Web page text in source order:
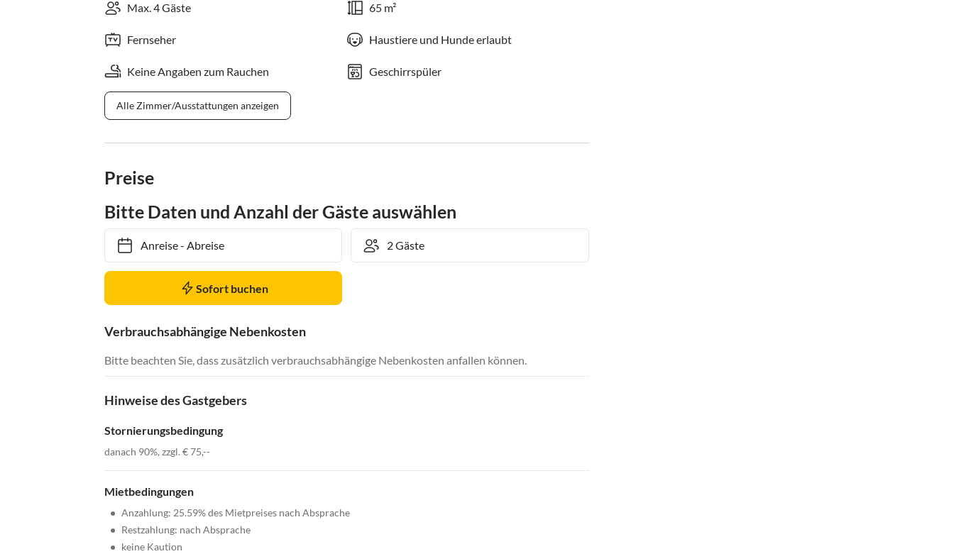
Max. 4 Gäste 65 m²
Fernseher Haustiere und Hunde erlaubt
Keine Angaben zum Rauchen Geschirrspüler
Alle Zimmer/Ausstattungen anzeigen
Preise
Bitte Daten und Anzahl der Gäste auswählen
Anreise- Abreise
Sofort buchen
Verbrauchsabhängige Nebenkosten
Bitte beachten Sie, dass zusätzlich verbrauchsabhängige Nebenkosten anfallen können.
Hinweise des Gastgebers
Stornierungsbedingung
danach 90%, zzgl. € 75,--
Mietbedingungen
• Anzahlung: 25.59% des Mietpreises nach Absprache
• Restzahlung: nach Absprache
• keine Kaution